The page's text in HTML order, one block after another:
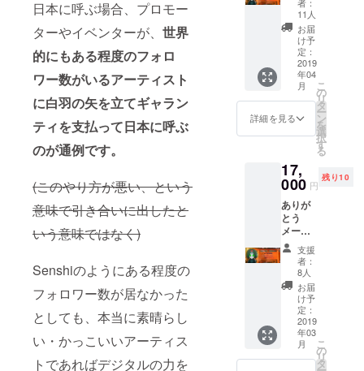
日本に呼ぶ場合、プロモー
ターやイベンターが、 世界
的にもある程度のフォロ
ワー数がいるアーティスト
に白羽の矢を立てギャラン
ティを支払って日本に呼ぶ
のが通例です。
(このやり方が悪い、という
意味で引き合いに出したと
いう意味ではなく)
Senshiのようにある程度の
フォロワー数が居なかった
としても、本当に素晴らし
い・かっこいいアーティス
トであればデジタルの力を
など
【注意
項】
※USBハ
ブを
使って
の充電
は、電
とが多
いため
お避け
下さ
い。※ご
注意：
本製品
のご利
用によ
り発生
される
トラブ
ル等に
関し弊
社の保
障は一
に必ず
備考欄
にご希
望のお
名前を
ご記入
くださ
い ※記
入がな
IREにて
使用さ
れてい
るユー
ザーID
を使用
させて
頂きま
すご了
承くだ
さい ※
また特
定の人
物を比
喩する
お名前
ライブ
配信
コード
DVD付
きスプ
リット
CD CD
にクレ
ジット
記載 CF
限定T-
(CF終了
後は
¥4,500-
にて販
売) もし
くは
3/10ラ
イブチ
ケット
(CF終了
後は
¥3,500-
にて販
シャツ
or 3/10
11人
お届
け予
定：
2019
年04
月
詳細を見る
こ
の
リ
タ
ー
ン
を
選
択
す
る
17,
000 円
残り10
ありが
とう
メール&
動画
DVD付
きスプ
リット
CD CD
にクレ
ジット
記載
3/10ラ
イブチ
支援
者：
8人
お届
け予
定：
2019
年03
月
こ
の
リ
タ